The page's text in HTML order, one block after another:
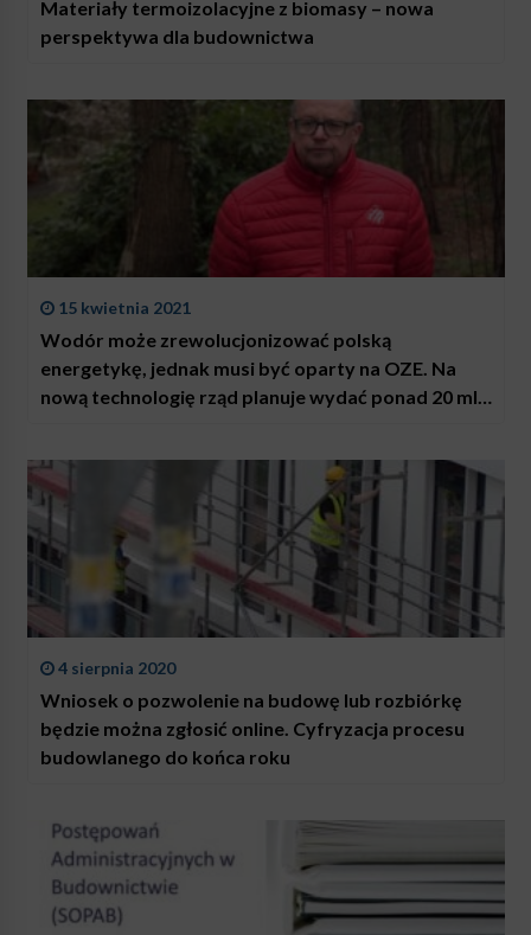
Materiały termoizolacyjne z biomasy – nowa
perspektywa dla budownictwa
15 kwietnia 2021
Wodór może zrewolucjonizować polską
energetykę, jednak musi być oparty na OZE. Na
nową technologię rząd planuje wydać ponad 20 mld
4 sierpnia 2020
Wniosek o pozwolenie na budowę lub rozbiórkę
będzie można zgłosić online. Cyfryzacja procesu
budowlanego do końca roku